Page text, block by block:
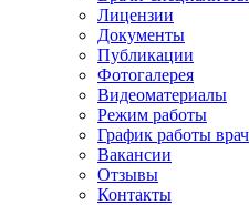
Лицензии
Документы
Публикации
Фотогалерея
Видеоматериалы
Режим работы
График работы
Вакансии
Отзывы
Контакты